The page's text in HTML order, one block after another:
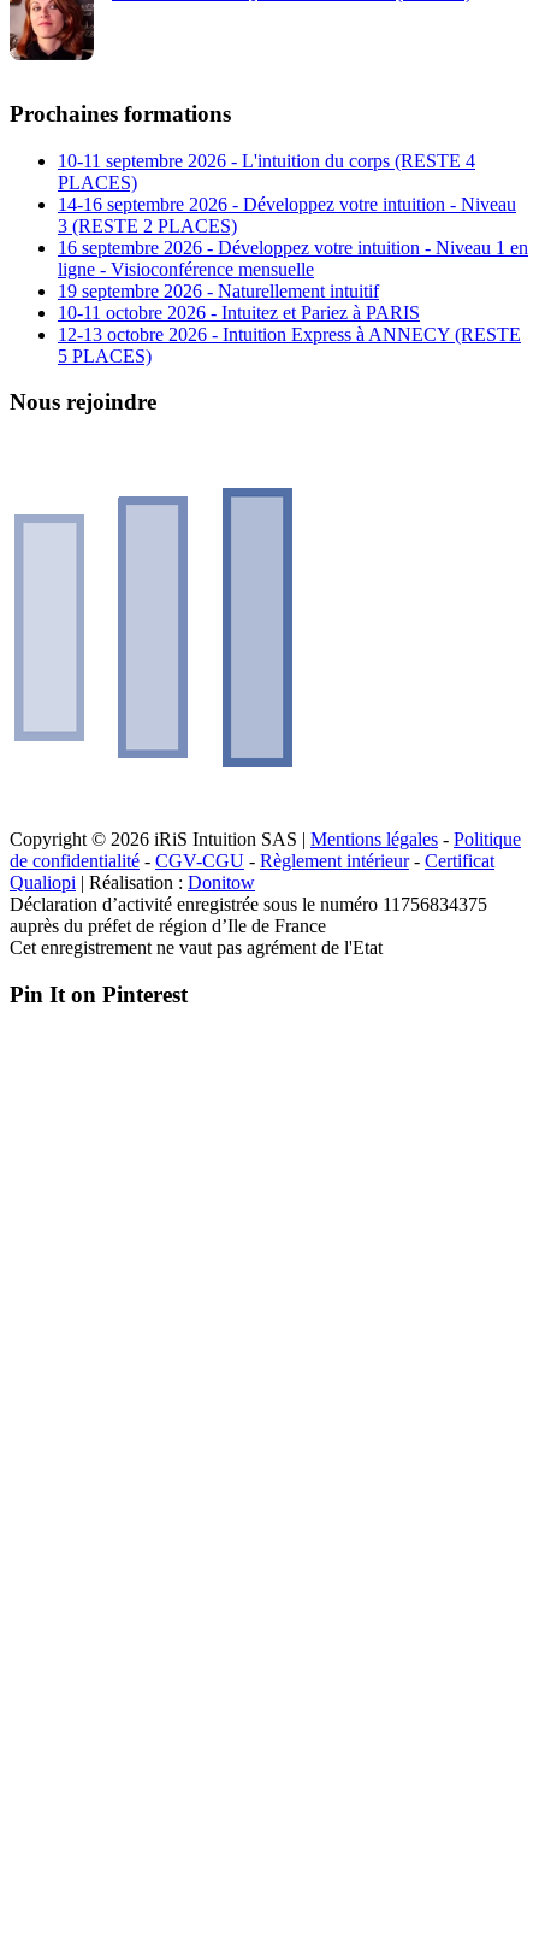
Prochaines formations
10-11 septembre 2026 - L'intuition du corps (RESTE 4
PLACES)
14-16 septembre 2026 - Développez votre intuition - Niveau
3 (RESTE 2 PLACES)
16 septembre 2026 - Développez votre intuition - Niveau 1 en
ligne - Visioconférence mensuelle
19 septembre 2026 - Naturellement intuitif
10-11 octobre 2026 - Intuitez et Pariez à PARIS
12-13 octobre 2026 - Intuition Express à ANNECY (RESTE
5 PLACES)
Nous rejoindre
Copyright © 2026 iRiS Intuition SAS | Mentions légales - Politique
de confidentialité - CGV-CGU - Règlement intérieur- Certificat
Qualiopi | Réalisation : Donitow
Déclaration d’activité enregistrée sous le numéro 11756834375
auprès du préfet de région d’Ile de France
Cet enregistrement ne vaut pas agrément de l'Etat
Pin It on Pinterest